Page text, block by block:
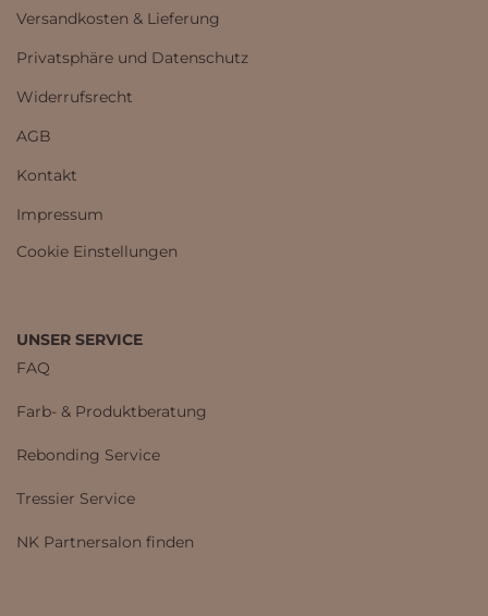
Versandkosten & Lieferung
Privatsphäre und Datenschutz
Widerrufsrecht
AGB
Kontakt
Impressum
Cookie Einstellungen
UNSER SERVICE
FAQ
Farb- & Produktberatung
Rebonding Service
Tressier Service
NK Partnersalon finden